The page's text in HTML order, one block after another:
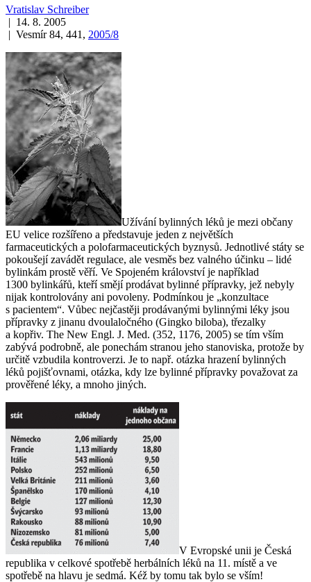
Vratislav Schreiber
| 14. 8. 2005
| Vesmír 84, 441, 2005/8
Užívání bylinných léků je mezi občany
EU velice rozšířeno a představuje jeden z největších
farmaceutických a polofarmaceutických byznysů. Jednotlivé státy se
pokoušejí zavádět regulace, ale vesměs bez valného účinku – lidé
bylinkám prostě věří. Ve Spojeném království je například
1300 bylinkářů, kteří smějí prodávat bylinné přípravky, jež nebyly
nijak kontrolovány ani povoleny. Podmínkou je „konzultace
s pacientem“. Vůbec nejčastěji prodávanými bylinnými léky jsou
přípravky z jinanu dvoulaločného (Gingko biloba), třezalky
a kopřiv. The New Engl. J. Med. (352, 1176, 2005) se tím vším
zabývá podrobně, ale ponechám stranou jeho stanoviska, protože by
určitě vzbudila kontroverzi. Je to např. otázka hrazení bylinných
léků pojišťovnami, otázka, kdy lze bylinné přípravky považovat za
prověřené léky, a mnoho jiných.
V Evropské unii je Česká
republika v celkové spotřebě herbálních léků na 11. místě a ve
spotřebě na hlavu je sedmá. Kéž by tomu tak bylo se vším!